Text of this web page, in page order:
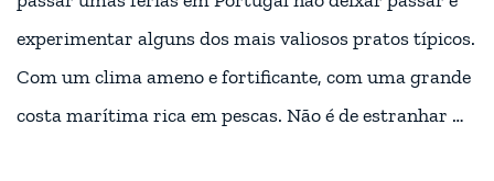
experimentar alguns dos mais valiosos pratos típicos.
Com um clima ameno e fortificante, com uma grande
costa marítima rica em pescas. Não é de estranhar …